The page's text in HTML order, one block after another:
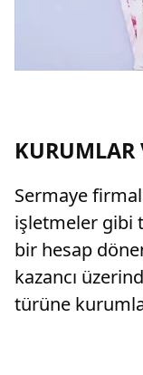
KURUMLAR
Sermaye
işletmeler gibi
bir hesap
kazancı
türüne